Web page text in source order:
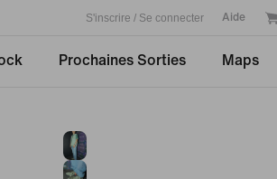
S'inscrire / Se connecter Aide
Prochaines Sorties Maps